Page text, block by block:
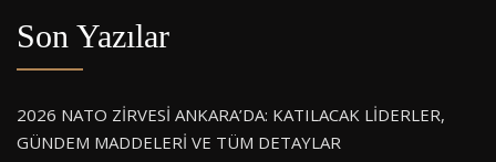
Son Yazılar
2026 NATO ZİRVESİ ANKARA’DA: KATILACAK LİDERLER,
GÜNDEM MADDELERİ VE TÜM DETAYLAR